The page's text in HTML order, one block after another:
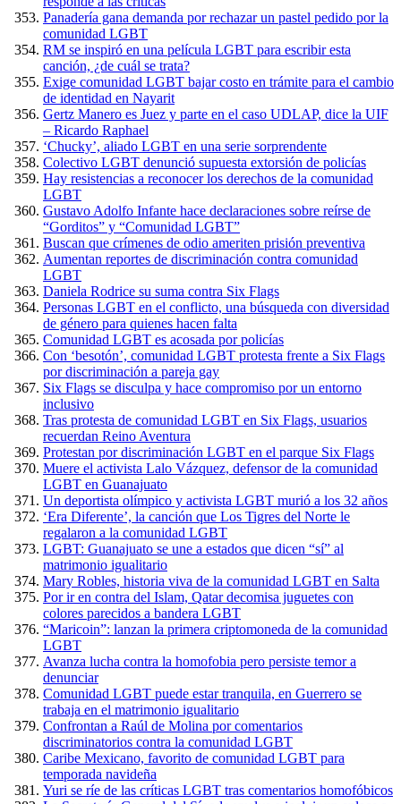
Panadería gana demanda por rechazar un pastel pedido por la
comunidad LGBT
RM se inspiró en una película LGBT para escribir esta
canción, ¿de cuál se trata?
Exige comunidad LGBT bajar costo en trámite para el cambio
de identidad en Nayarit
Gertz Manero es Juez y parte en el caso UDLAP, dice la UIF
– Ricardo Raphael
‘Chucky’, aliado LGBT en una serie sorprendente
Colectivo LGBT denunció supuesta extorsión de policías
Hay resistencias a reconocer los derechos de la comunidad
LGBT
Gustavo Adolfo Infante hace declaraciones sobre reírse de
“Gorditos” y “Comunidad LGBT”
Buscan que crímenes de odio ameriten prisión preventiva
Aumentan reportes de discriminación contra comunidad
LGBT
Daniela Rodrice su suma contra Six Flags
Personas LGBT en el conflicto, una búsqueda con diversidad
de género para quienes hacen falta
Comunidad LGBT es acosada por policías
Con ‘besotón’, comunidad LGBT protesta frente a Six Flags
por discriminación a pareja gay
Six Flags se disculpa y hace compromiso por un entorno
inclusivo
Tras protesta de comunidad LGBT en Six Flags, usuarios
recuerdan Reino Aventura
Protestan por discriminación LGBT en el parque Six Flags
Muere el activista Lalo Vázquez, defensor de la comunidad
LGBT en Guanajuato
Un deportista olímpico y activista LGBT murió a los 32 años
‘Era Diferente’, la canción que Los Tigres del Norte le
regalaron a la comunidad LGBT
LGBT: Guanajuato se une a estados que dicen “sí” al
matrimonio igualitario
Mary Robles, historia viva de la comunidad LGBT en Salta
Por ir en contra del Islam, Qatar decomisa juguetes con
colores parecidos a bandera LGBT
“Maricoin”: lanzan la primera criptomoneda de la comunidad
LGBT
Avanza lucha contra la homofobia pero persiste temor a
denunciar
Comunidad LGBT puede estar tranquila, en Guerrero se
trabaja en el matrimonio igualitario
Confrontan a Raúl de Molina por comentarios
discriminatorios contra la comunidad LGBT
Caribe Mexicano, favorito de comunidad LGBT para
temporada navideña
Yuri se ríe de las críticas LGBT tras comentarios homofóbicos